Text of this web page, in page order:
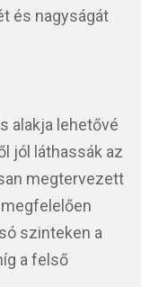
és nagyságát
alakja lehetővé
jól láthassák az
megtervezett
szinteken a
a felső